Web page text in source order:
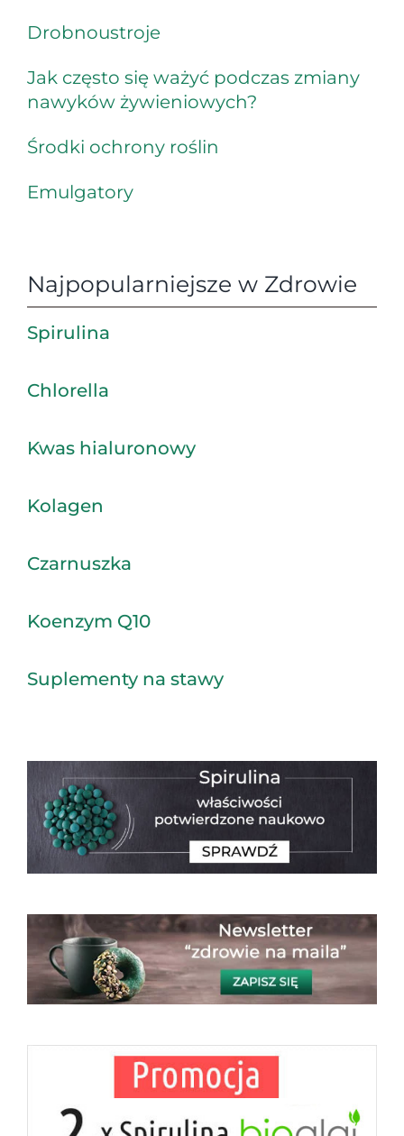
Drobnoustroje
Jak często się ważyć podczas zmiany
nawyków żywieniowych?
Środki ochrony roślin
Emulgatory
Najpopularniejsze w Zdrowie
Spirulina
Chlorella
Kwas hialuronowy
Kolagen
Czarnuszka
Koenzym Q10
Suplementy na stawy